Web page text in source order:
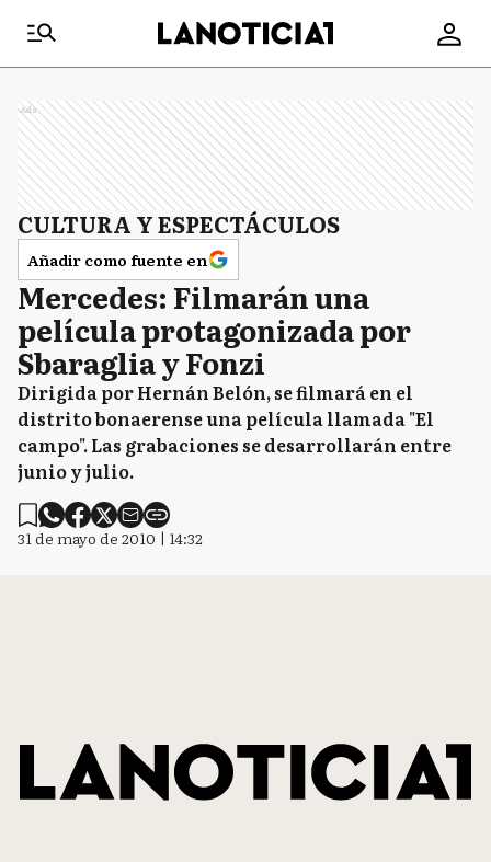
Ads
CULTURA Y ESPECTÁCULOS
Añadir como fuente en
Mercedes: Filmarán una
película protagonizada por
Sbaraglia y Fonzi
Dirigida por Hernán Belón, se filmará en el
distrito bonaerense una película llamada "El
campo". Las grabaciones se desarrollarán entre
junio y julio.
31 de mayo de 2010 | 14:32